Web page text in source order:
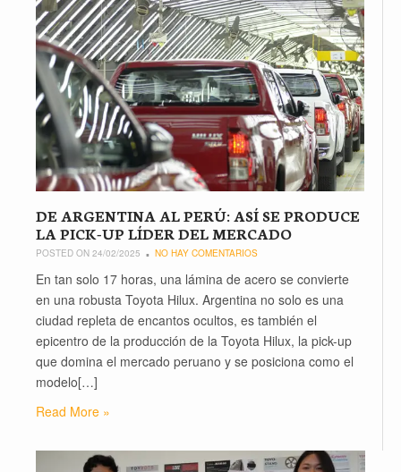
DE ARGENTINA AL PERÚ: ASÍ SE PRODUCE
LA PICK-UP LÍDER DEL MERCADO
POSTED ON 24/02/2025 NO HAY COMENTARIOS
En tan solo 17 horas, una lámina de acero se convierte
en una robusta Toyota Hilux. Argentina no solo es una
ciudad repleta de encantos ocultos, es también el
epicentro de la producción de la Toyota Hilux, la pick-up
que domina el mercado peruano y se posiciona como el
modelo[…]
Read More »